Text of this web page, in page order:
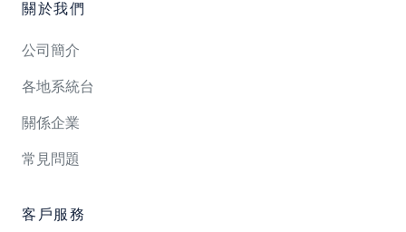
關於我們
公司簡介
各地系統台
關係企業
常見問題
客戶服務